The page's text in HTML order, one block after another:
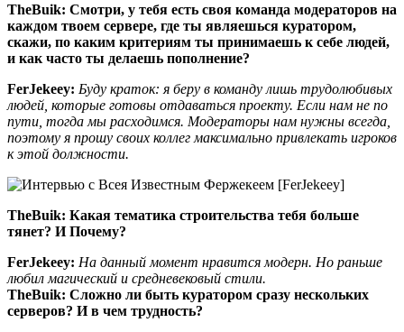
TheBuik: Смотри, у тебя есть своя команда модераторов на
каждом твоем сервере, где ты являешься куратором,
скажи, по каким критериям ты принимаешь к себе людей,
и как часто ты делаешь пополнение?
FerJekeey: Буду краток: я беру в команду лишь трудолюбивых
людей, которые готовы отдаваться проекту. Если нам не по
пути, тогда мы расходимся. Модераторы нам нужны всегда,
поэтому я прошу своих коллег максимально привлекать игроков
к этой должности.
TheBuik: Какая тематика строительства тебя больше
тянет? И Почему?
FerJekeey: На данный момент нравится модерн. Но раньше
любил магический и средневековый стили.
TheBuik: Сложно ли быть куратором сразу нескольких
серверов? И в чем трудность?